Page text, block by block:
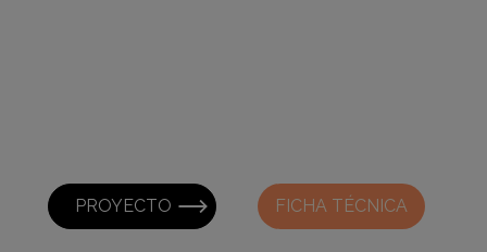
PROYECTO FICHA TÉCNICA